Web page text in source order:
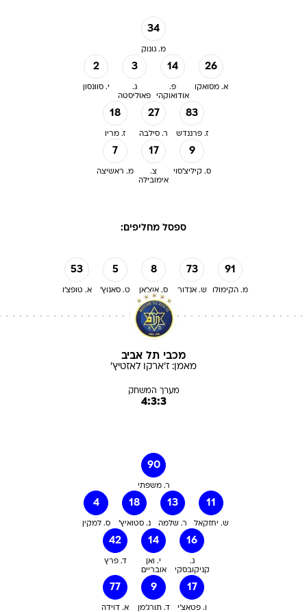
34
מ. גונוק
2
י. סוונסון
3
ג.
פאוליסטה
14
פ.
אודואוקהי
26
א. מסואקו
18
ז. מריו
27
ר. סילבה
83
ז. פרננדש
7
מ. ראשיצה
17
צ.
אימובילה
9
ס. קיליצ'סוי
ספסל מחליפים:
53
א. טופצ'ו
5
ט. סאנוץ'
8
ס. אוצ'אן
73
ש. אנדור
91
מ. הקימולו
מכבי תל אביב
מאמן: ז'ארקו לאזטיץ'
מערך המשחק
4:3:3
90
ר. משפתי
4
ס. למקין
18
נ. סטואיץ'
13
ר. שלמה
11
ש. יחזקאל
42
ד. פרץ
14
י. ואן
אובריים
16
ג.
קניקובסקי
77
א. דוידה
9
ד. תורג'מן
17
ו. פטאצ'י